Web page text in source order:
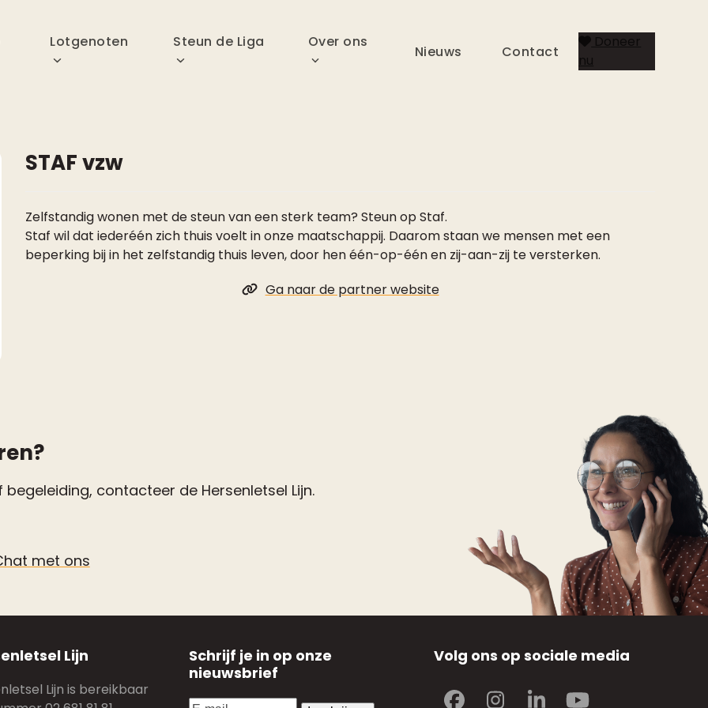
Lotgenoten Steun de Liga Over ons
Nieuws Contact
Doneer
nu
STAF vzw
Zelfstandig wonen met de steun van een sterk team? Steun op Staf.
Staf wil dat iederéén zich thuis voelt in onze maatschappij. Daarom staan we mensen met een
beperking bij in het zelfstandig thuis leven, door hen één-op-één en zij-aan-zij te versterken.
Ga naar de partner website
contacteer de Hersenletsel Lijn.
met ons
Lijn
Lijn is bereikbaar
Schrijf je in op onze
nieuwsbrief
Volg ons op sociale media